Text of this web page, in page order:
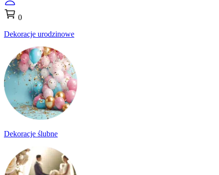
0
Dekoracje urodzinowe
Dekoracje ślubne